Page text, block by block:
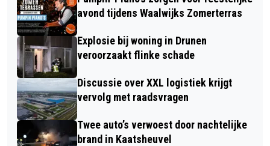
avond tijdens Waalwijks Zomerterras
Explosie bij woning in Drunen
veroorzaakt flinke schade
Discussie over XXL logistiek krijgt
vervolg met raadsvragen
Twee auto’s verwoest door nachtelijke
brand in Kaatsheuvel